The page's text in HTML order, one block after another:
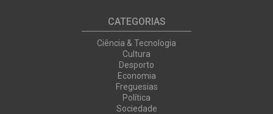
CATEGORIAS
Ciência & Tecnologia
Cultura
Desporto
Economia
Freguesias
Política
Sociedade